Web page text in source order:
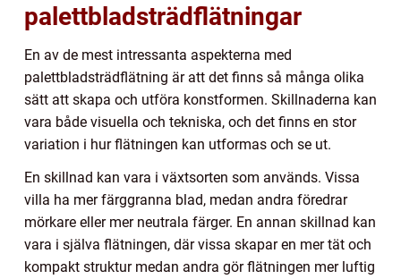
palettbladsträdflätningar
En av de mest intressanta aspekterna med
palettbladsträdflätning är att det finns så många olika
sätt att skapa och utföra konstformen. Skillnaderna kan
vara både visuella och tekniska, och det finns en stor
variation i hur flätningen kan utformas och se ut.
En skillnad kan vara i växtsorten som används. Vissa
villa ha mer färggranna blad, medan andra föredrar
mörkare eller mer neutrala färger. En annan skillnad kan
vara i själva flätningen, där vissa skapar en mer tät och
kompakt struktur medan andra gör flätningen mer luftig